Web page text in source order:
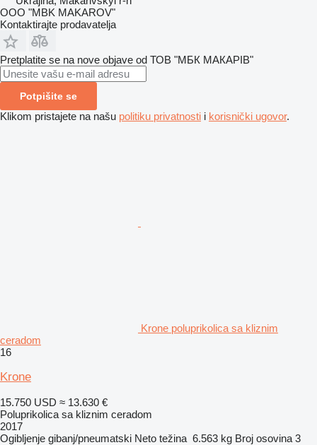
OOO "MBK MAKAROV"
Kontaktirajte prodavatelja
Pretplatite se na nove objave od ТОВ "МБК МАКАРІВ"
Potpišite se
Klikom pristajete na našu politiku privatnosti i korisnički ugovor.
Krone poluprikolica sa kliznim
ceradom
16
Krone
15.750 USD ≈ 13.630 €
Poluprikolica sa kliznim ceradom
2017
Ogibljenje gibanj/pneumatski Neto težina 6.563 kg Broj osovina 3